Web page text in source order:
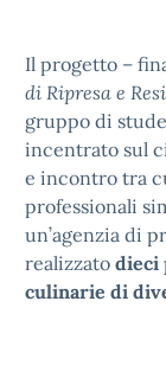
Il progetto –
di Ripresa e
gruppo di
incentrato sul
e incontro tra
professionali
un’agenzia di
realizzato dieci
culinarie di